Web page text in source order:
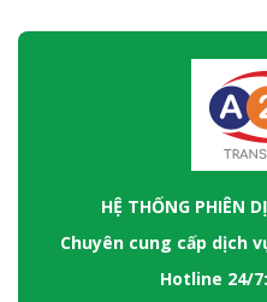
HỆ THỐNG PHIÊN
Chuyên cung cấp dịch
Hotline 24/